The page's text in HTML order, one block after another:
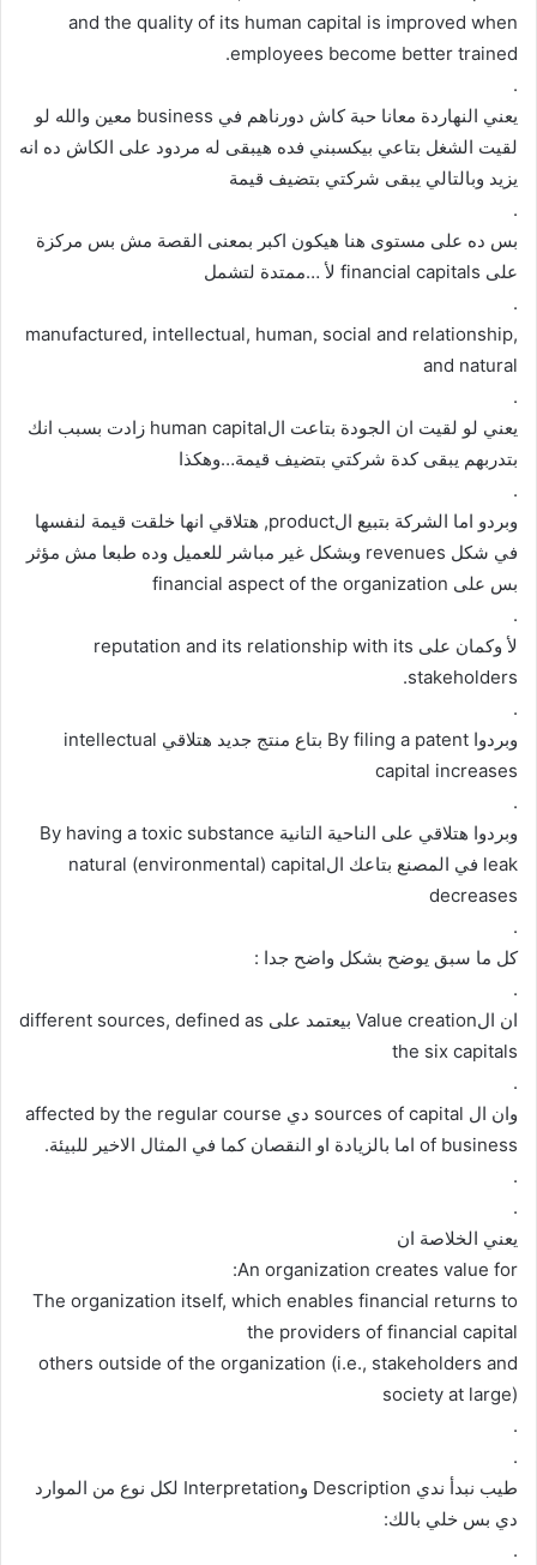
and the quality of its human capital is improved when
employees become better trained.
.
يعني النهاردة معانا حبة كاش دورناهم في business معين والله لو
لقيت الشغل بتاعي بيكسبني فده هيبقى له مردود على الكاش ده انه
يزيد وبالتالي يبقى شركتي بتضيف قيمة
.
بس ده على مستوى هنا هيكون اكبر بمعنى القصة مش بس مركزة
على financial capitals لأ …ممتدة لتشمل
.
manufactured, intellectual, human, social and relationship,
and natural
.
يعني لو لقيت ان الجودة بتاعت الhuman capital زادت بسبب انك
بتدربهم يبقى كدة شركتي بتضيف قيمة…وهكذا
.
وبردو اما الشركة بتبيع الproduct, هتلاقي انها خلقت قيمة لنفسها
في شكل revenues وبشكل غير مباشر للعميل وده طبعا مش مؤثر
بس على financial aspect of the organization
.
لأ وكمان على reputation and its relationship with its
stakeholders.
.
وبردوا By filing a patent بتاع منتج جديد هتلاقي intellectual
capital increases
.
وبردوا هتلاقي على الناحية التانية By having a toxic substance
leak في المصنع بتاعك الnatural (environmental) capital
decreases
.
كل ما سبق يوضح بشكل واضح جدا :
.
ان الValue creation بيعتمد على different sources, defined as
the six capitals
.
وان ال sources of capital دي affected by the regular course
of business اما بالزيادة او النقصان كما في المثال الاخير للبيئة.
.
.
يعني الخلاصة ان
An organization creates value for:
The organization itself, which enables financial returns to
the providers of financial capital
others outside of the organization (i.e., stakeholders and
society at large)
.
.
طيب نبدأ ندي Description وInterpretation لكل نوع من الموارد
دي بس خلي بالك:
.